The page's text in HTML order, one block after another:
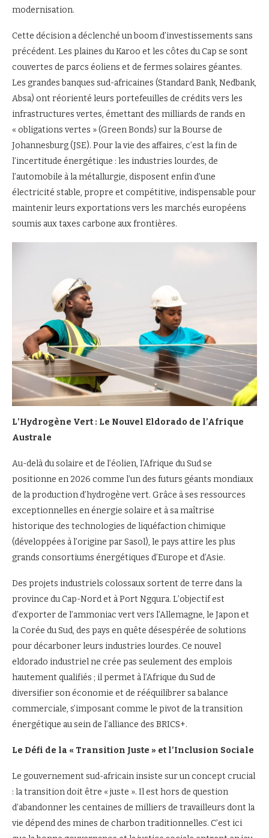
modernisation.
Cette décision a déclenché un boom d’investissements sans
précédent. Les plaines du Karoo et les côtes du Cap se sont
couvertes de parcs éoliens et de fermes solaires géantes.
Les grandes banques sud-africaines (Standard Bank, Nedbank,
Absa) ont réorienté leurs portefeuilles de crédits vers les
infrastructures vertes, émettant des milliards de rands en
« obligations vertes » (Green Bonds) sur la Bourse de
Johannesburg (JSE). Pour la vie des affaires, c’est la fin de
l’incertitude énergétique : les industries lourdes, de
l’automobile à la métallurgie, disposent enfin d’une
électricité stable, propre et compétitive, indispensable pour
maintenir leurs exportations vers les marchés européens
soumis aux taxes carbone aux frontières.
L’Hydrogène Vert : Le Nouvel Eldorado de l’Afrique
Australe
Au-delà du solaire et de l’éolien, l’Afrique du Sud se
positionne en 2026 comme l’un des futurs géants mondiaux
de la production d’hydrogène vert. Grâce à ses ressources
exceptionnelles en énergie solaire et à sa maîtrise
historique des technologies de liquéfaction chimique
(développées à l’origine par Sasol), le pays attire les plus
grands consortiums énergétiques d’Europe et d’Asie.
Des projets industriels colossaux sortent de terre dans la
province du Cap-Nord et à Port Ngqura. L’objectif est
d’exporter de l’ammoniac vert vers l’Allemagne, le Japon et
la Corée du Sud, des pays en quête désespérée de solutions
pour décarboner leurs industries lourdes. Ce nouvel
eldorado industriel ne crée pas seulement des emplois
hautement qualifiés ; il permet à l’Afrique du Sud de
diversifier son économie et de rééquilibrer sa balance
commerciale, s’imposant comme le pivot de la transition
énergétique au sein de l’alliance des BRICS+.
Le Défi de la « Transition Juste » et l’Inclusion Sociale
Le gouvernement sud-africain insiste sur un concept crucial
: la transition doit être « juste ». Il est hors de question
d’abandonner les centaines de milliers de travailleurs dont la
vie dépend des mines de charbon traditionnelles. C’est ici